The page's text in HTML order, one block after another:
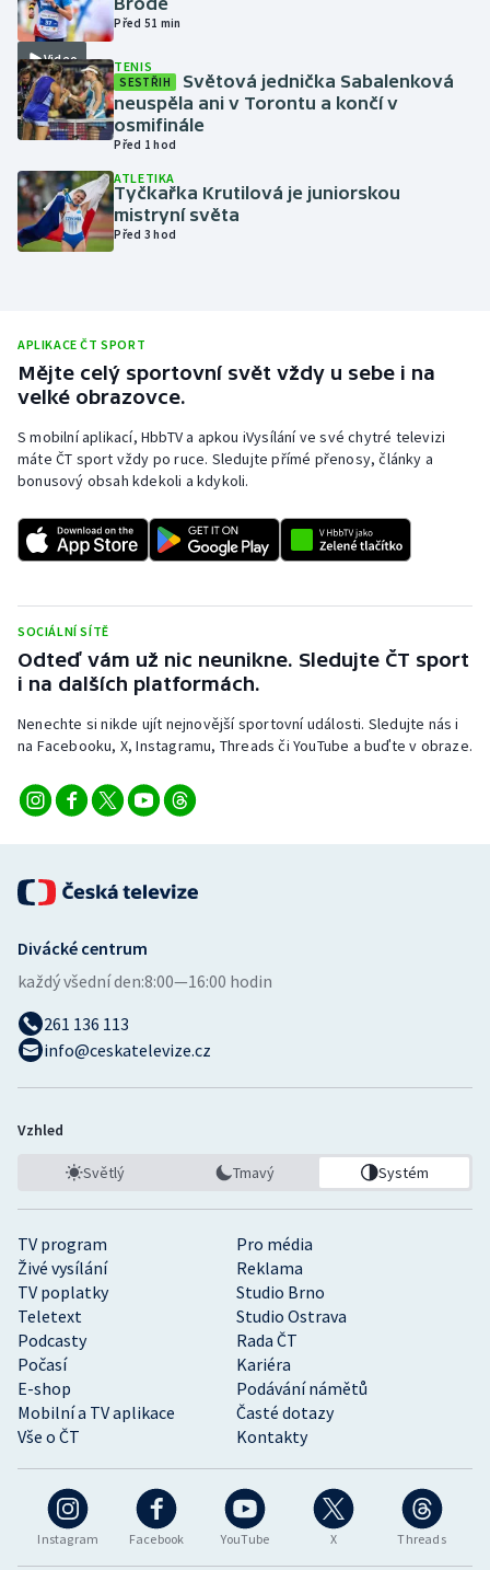
Moderní pětiboj
Motorsport
Olympijské hry
Parasport
Plavání
Ragby
Rychlobruslení
Rychlostní kanoistika
Sportovní střelba
Stolní tenis
Triatlon
Volejbal
Video
Před 51 min
TENIS
SESTŘIH
Světová jednička Sabalenková
neuspěla ani v Torontu a končí v
osmifinále
Před 1 hod
ATLETIKA
Tyčkařka Krutilová je juniorskou
mistryní světa
Před 3 hod
APLIKACE ČT SPORT
Mějte celý sportovní svět vždy u sebe i na
velké obrazovce.
S mobilní aplikací, HbbTV a apkou iVysílání ve své chytré televizi
máte ČT sport vždy po ruce. Sledujte přímé přenosy, články a
bonusový obsah kdekoli a kdykoli.
SOCIÁLNÍ SÍTĚ
Odteď vám už nic neunikne. Sledujte ČT sport
i na dalších platformách.
Nenechte si nikde ujít nejnovější sportovní události. Sledujte nás i
na Facebooku, X, Instagramu, Threads či YouTube a buďte v obraze.
Instagram Facebook YouTube X Threads
TV program
Pro média
Živé vysílání
Reklama
TV poplatky
Studio Brno
Teletext
Studio Ostrava
Podcasty
Rada ČT
Počasí
Kariéra
E-shop
Podávání námětů
Mobilní a TV aplikace
Časté dotazy
Vše o ČT
Kontakty
Divácké centrum
každý všední den:8:00—16:00 hodin
261 136 113
info@ceskatelevize.cz
Vzhled
Světlý Tmavý Systém